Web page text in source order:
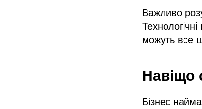
Важливо
можуть все
Навіщо
Бізнес